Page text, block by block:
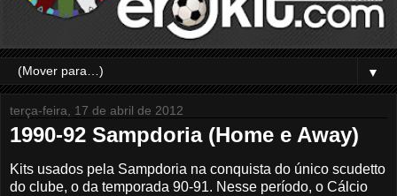
▼
terça-feira, 17 de abril de 2012
1990-92 Sampdoria (Home e Away)
Kits usados pela Sampdoria na conquista do único scudetto
do clube, o da temporada 90-91. Nesse período, o Cálcio